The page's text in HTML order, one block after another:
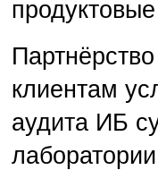
клиентам
аудита ИБ